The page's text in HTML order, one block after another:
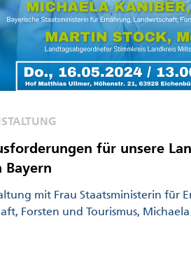
für unsere
Bayern
mit Frau Staatsministerin für
Forsten und Tourismus,